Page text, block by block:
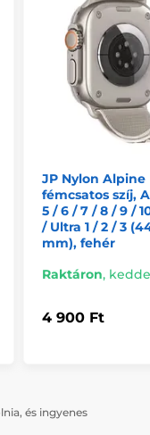
hogy
termékekkel
JP Nylon Alpine
fémcsatos szíj,
5 / 6 / 7 / 8 / 9 /
/ Ultra 1 / 2 / 3
mm), fehér
Raktáron,
4 900 Ft
és ingyenes